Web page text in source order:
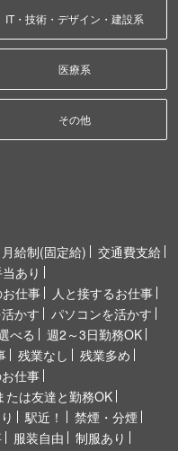
IT・技術・デザイン・建設系
医療系
その他
月給制(固定給)
交通費支給
あり
仕事
人と接するお仕事
かす
パソコンを活かす
べる
週2～3日勤務OK
残業なし
残業多め
仕事
たは友達と勤務OK
駅近！
禁煙・分煙
服装自由
制服あり